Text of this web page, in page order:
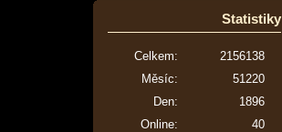
Statistiky
Online: 40
Celkem:
2156138
Měsíc:
51220
Den:
1896